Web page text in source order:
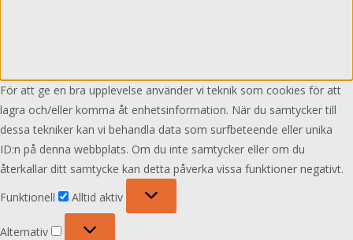
För att ge en bra upplevelse använder vi teknik som cookies för att
lagra och/eller komma åt enhetsinformation. När du samtycker till
dessa tekniker kan vi behandla data som surfbeteende eller unika
ID:n på denna webbplats. Om du inte samtycker eller om du
återkallar ditt samtycke kan detta påverka vissa funktioner negativt.
Funktionell
Alltid aktiv
Alternativ